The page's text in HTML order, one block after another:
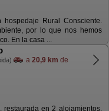
Rural Consciente.
por lo que nos hemos
En la casa ...
a 20,9 km de
restaurada en 2 alojamientos,